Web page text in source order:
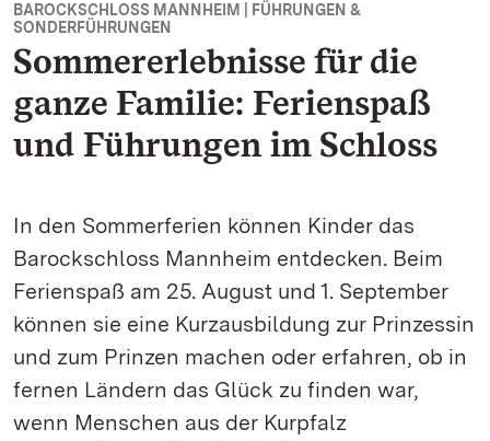
BAROCKSCHLOSS MANNHEIM | FÜHRUNGEN &
SONDERFÜHRUNGEN
Sommererlebnisse für die
ganze Familie: Ferienspaß
und Führungen im Schloss
In den Sommerferien können Kinder das
Barockschloss Mannheim entdecken. Beim
Ferienspaß am 25. August und 1. September
können sie eine Kurzausbildung zur Prinzessin
und zum Prinzen machen oder erfahren, ob in
fernen Ländern das Glück zu finden war,
wenn Menschen aus der Kurpfalz